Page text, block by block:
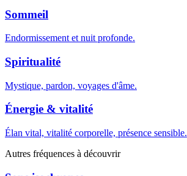
Sommeil
Endormissement et nuit profonde.
Spiritualité
Mystique, pardon, voyages d'âme.
Énergie & vitalité
Élan vital, vitalité corporelle, présence sensible.
Autres fréquences à découvrir